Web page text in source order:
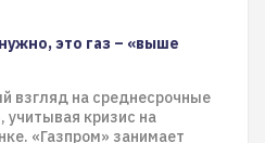
это газ – «выше
взгляд на среднесрочные
учитывая кризис на
«Газпром» занимает